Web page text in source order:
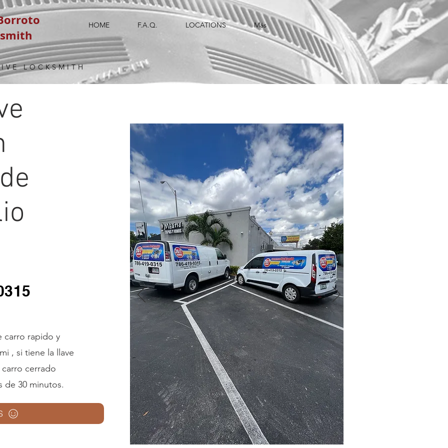
HOME F.A.Q. LOCATIONS Más
LOCKSMITH
carro rapido y
, si tiene la llave
cerrado
de 30 minutos.